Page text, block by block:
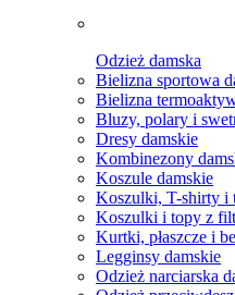
Odzież damska
Bielizna sportowa
Bielizna
Bluzy, polary i
Dresy damskie
Kombinezony
Koszule damskie
Koszulki, T-shirty i
Koszulki i topy z
Kurtki, płaszcze i
Legginsy damskie
Odzież narciarska